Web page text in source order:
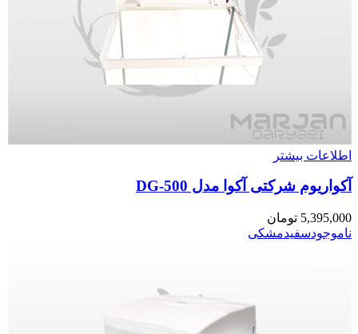
اطلاعات بیشتر
آکواریوم شرکتی آکوا مدل DG-500
5,395,000 تومان
ناموجودسفیدمشکی